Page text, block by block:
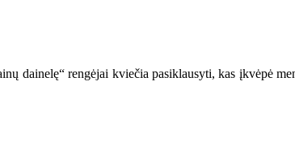
dainelę“ rengėjai kviečia pasiklausyti, kas įkvėpė